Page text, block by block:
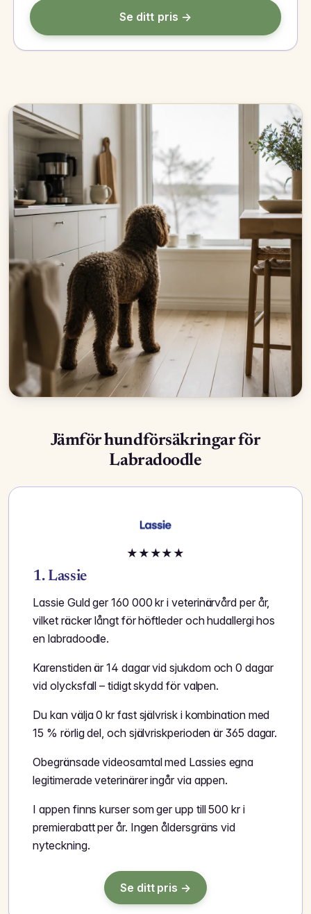
Se ditt pris →
Jämför hundförsäkringar för
Labradoodle
★ ★ ★★ ★
1. Lassie
Lassie Guld ger 160 000 kr i veterinärvård per år,
vilket räcker långt för höftleder och hudallergi hos
en labradoodle.
Karenstiden är 14 dagar vid sjukdom och 0 dagar
vid olycksfall – tidigt skydd för valpen.
Du kan välja 0 kr fast självrisk i kombination med
15 % rörlig del, och självriskperioden är 365 dagar.
Obegränsade videosamtal med Lassies egna
legitimerade veterinärer ingår via appen.
I appen finns kurser som ger upp till 500 kr i
premierabatt per år. Ingen åldersgräns vid
nyteckning.
Se ditt pris →